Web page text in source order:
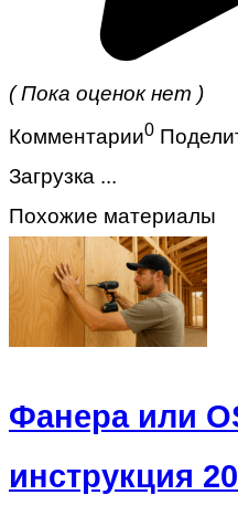
( Пока оценок нет )
Комментарии0
Загрузка ...
Похожие материалы
Фанера или
инструкция